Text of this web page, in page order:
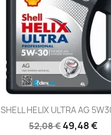
SHELL HELIX ULTRA AG
52,08 €49,48 €